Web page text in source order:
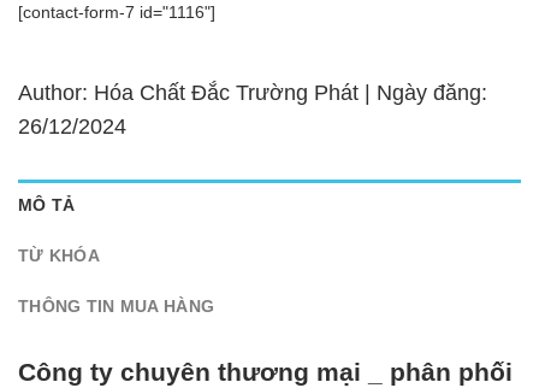
[contact-form-7 id="1116"]
Author: Hóa Chất Đắc Trường Phát | Ngày đăng:
26/12/2024
MÔ TẢ
TỪ KHÓA
THÔNG TIN MUA HÀNG
Công ty chuyên thương mại _ phân phối